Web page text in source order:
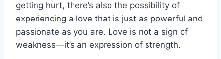
getting hurt, there’s also the possibility of
experiencing a love that is just as powerful and
passionate as you are. Love is not a sign of
weakness—it’s an expression of strength.